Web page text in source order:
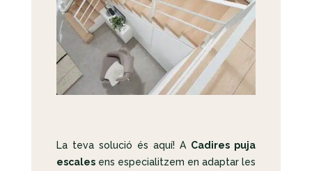
La teva solució és aquí! A Cadires puja
escalesens especialitzem en adaptar les